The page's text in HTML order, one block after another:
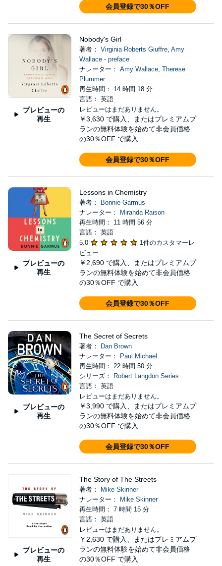
会員登録で30％OFF
プレビューの
再生
Nobody's Girl
著者： Virginia Roberts Giuffre, Amy
Wallace - preface
ナレーター： Amy Wallace, Therese
Plummer
再生時間： 14 時間 18 分
言語： 英語
レビューはまだありません。
￥3,630 で購入、またはプレミアムプ
ランの無料体験を始めて非会員価格
の30％OFF で購入
会員登録で30％OFF
プレビューの
再生
Lessons in Chemistry
著者：
Bonnie Garmus
ナレーター：
Miranda Raison
再生時間： 11 時間 56 分
言語： 英語
5.0
1件のカスタマーレ
ビュー
￥2,690 で購入、またはプレミアムプ
ランの無料体験を始めて非会員価格
の30％OFF で購入
会員登録で30％OFF
プレビューの
再生
The Secret of Secrets
著者：
Dan Brown
ナレーター：
Paul Michael
再生時間： 22 時間 50 分
シリーズ：
Robert Langdon Series
言語： 英語
レビューはまだありません。
￥3,990 で購入、またはプレミアムプ
ランの無料体験を始めて非会員価格
の30％OFF で購入
会員登録で30％OFF
プレビューの
再生
The Story of The Streets
著者：
Mike Skinner
ナレーター：
Mike Skinner
再生時間： 7 時間 15 分
言語： 英語
レビューはまだありません。
￥2,630 で購入、またはプレミアムプ
ランの無料体験を始めて非会員価格
の30％OFF で購入